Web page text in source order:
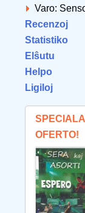
Varo:
Recenzoj
Statistiko
Elŝutu
Helpo
Ligiloj
SPECIALA
OFERTO!